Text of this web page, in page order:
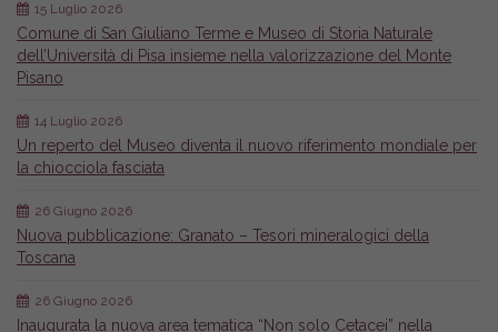
Comune di San Giuliano Terme e Museo di Storia Naturale
dell’Università di Pisa insieme nella valorizzazione del Monte
Pisano
15 Luglio 2026
Un reperto del Museo diventa il nuovo riferimento mondiale per
la chiocciola fasciata
14 Luglio 2026
Nuova pubblicazione: Granato – Tesori mineralogici della
Toscana
26 Giugno 2026
Inaugurata la nuova area tematica “Non solo Cetacei” nella
26 Giugno 2026